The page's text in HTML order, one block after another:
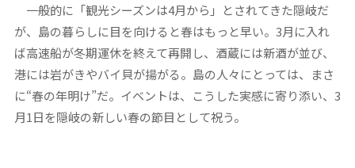
一般的に「観光シーズンは4月から」とされてきた隠岐だ
が、島の暮らしに目を向けると春はもっと早い。3月に入れ
ば高速船が冬期運休を終えて再開し、酒蔵には新酒が並び、
港には岩がきやバイ貝が揚がる。島の人々にとっては、まさ
に“春の年明け”だ。イベントは、こうした実感に寄り添い、3
月1日を隠岐の新しい春の節目として祝う。